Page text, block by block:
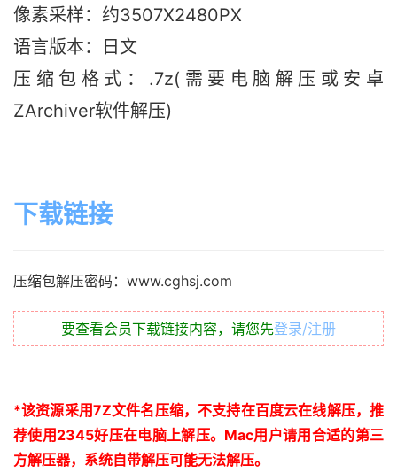
像素采样：约3507X2480PX
语言版本：日文
压缩包格式：.7z(需要电脑解压或安卓
ZArchiver软件解压)
下载链接
压缩包解压密码：www.cghsj.com
要查看会员下载链接内容，请您先登录/注册
*该资源采用7Z文件名压缩，不支持在百度云在线解压，推
荐使用2345好压在电脑上解压。 Mac用户请用合适的第三
方解压器，系统自带解压可能无法解压。